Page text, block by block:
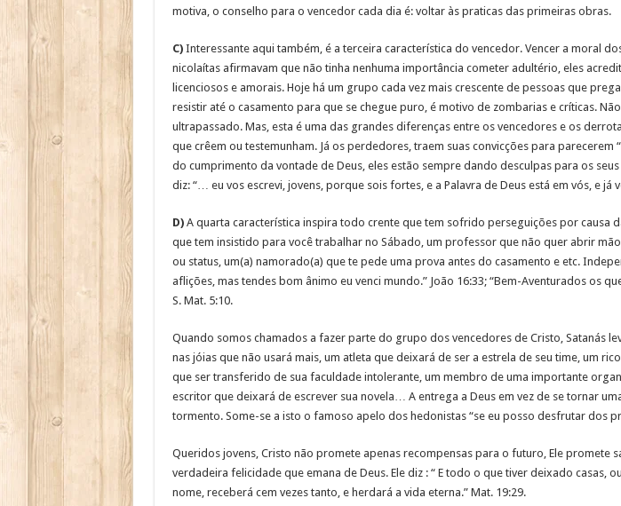
motiva, o conselho para o vencedor cada dia é: voltar às praticas das primeiras obras.
C)Interessante aqui também, é a terceira característica do vencedor. Vencer a moral
nicolaítas afirmavam que não tinha nenhuma importância cometer adultério, eles
licenciosos e amorais. Hoje há um grupo cada vez mais crescente de pessoas que
resistir até o casamento para que se chegue puro, é motivo de zombarias e críticas.
ultrapassado. Mas, esta é uma das grandes diferenças entre os vencedores e os
que crêem ou testemunham. Já os perdedores, traem suas convicções para
do cumprimento da vontade de Deus, eles estão sempre dando desculpas para os
diz: “… eu vos escrevi, jovens, porque sois fortes, e a Palavra de Deus está em vós, e já
D)A quarta característica inspira todo crente que tem sofrido perseguições por causa
que tem insistido para você trabalhar no Sábado, um professor que não quer abrir
ou status, um(a) namorado(a) que te pede uma prova antes do casamento e etc.
aflições, mas tendes bom ânimo eu venci mundo.” João 16:33; “Bem-Aventurados os
S. Mat. 5:10.
Quando somos chamados a fazer parte do grupo dos vencedores de Cristo, Satanás
nas jóias que não usará mais, um atleta que deixará de ser a estrela de seu time, um
que ser transferido de sua faculdade intolerante, um membro de uma importante
escritor que deixará de escrever sua novela… A entrega a Deus em vez de se tornar
tormento. Some-se a isto o famoso apelo dos hedonistas “se eu posso desfrutar dos
Queridos jovens, Cristo não promete apenas recompensas para o futuro, Ele promete
verdadeira felicidade que emana de Deus. Ele diz : “ E todo o que tiver deixado
nome, receberá cem vezes tanto, e herdará a vida eterna.” Mat. 19:29.